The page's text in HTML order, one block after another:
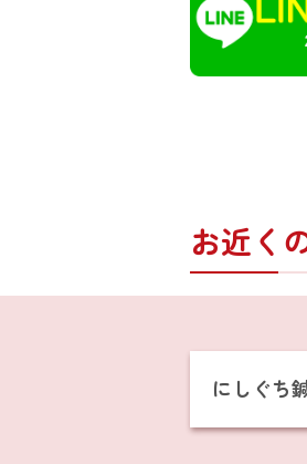
お近く
にしぐち